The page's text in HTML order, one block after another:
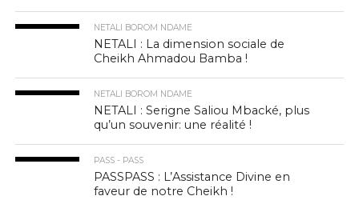
NETALI BOROM NDAME
NETALI : La dimension sociale de
Cheikh Ahmadou Bamba !
NETALI BOROM NDAME
NETALI : Serigne Saliou Mbacké, plus
qu’un souvenir: une réalité !
PASS - PASS
PASSPASS : L’Assistance Divine en
faveur de notre Cheikh !